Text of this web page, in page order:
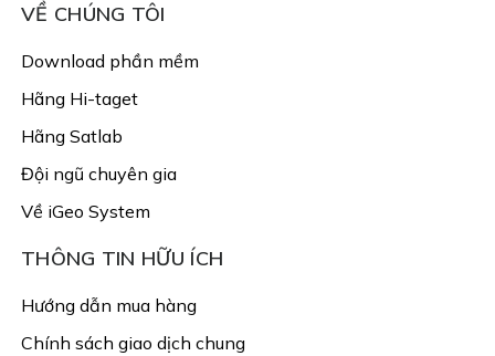
VỀ CHÚNG TÔI
Download phần mềm
Hãng Hi-taget
Hãng Satlab
Đội ngũ chuyên gia
Về iGeo System
THÔNG TIN HỮU ÍCH
Hướng dẫn mua hàng
Chính sách giao dịch chung